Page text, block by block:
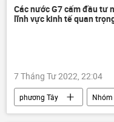
xung đột
Cuộc
Ukraina
Các nước G7 cấm đầu tư
lĩnh vực kinh tế quan
7 Tháng Tư 2022, 22:04
phương Tây Nhóm
Nga
Ukraina